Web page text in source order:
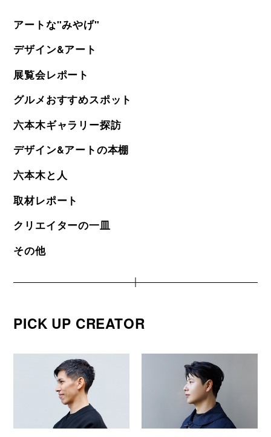
アートな"みやげ"
デザイン&アート
展覧会レポート
グルメおすすめスポット
六本木ギャラリー探訪
デザイン&アートの本棚
六本木と人
取材レポート
クリエイターの一皿
その他
PICK UP CREATOR